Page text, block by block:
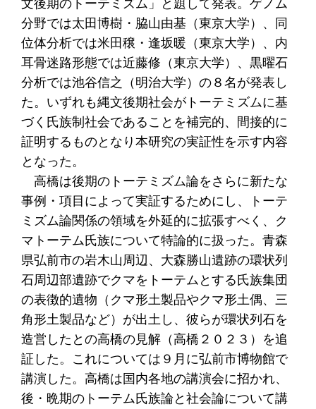
分野では太田博樹・脇山由基（東京大学）、同
位体分析では米田穣・逢坂暖（東京大学）、内
耳骨迷路形態では近藤修（東京大学）、黒曜石
分析では池谷信之（明治大学）の８名が発表し
た。いずれも縄文後期社会がトーテミズムに基
づく氏族制社会であることを補完的、間接的に
証明するものとなり本研究の実証性を示す内容
となった。
高橋は後期のトーテミズム論をさらに新たな
事例・項目によって実証するためにし、トーテ
ミズム論関係の領域を外延的に拡張すべく、ク
マトーテム氏族について特論的に扱った。青森
県弘前市の岩木山周辺、大森勝山遺跡の環状列
石周辺部遺跡でクマをトーテムとする氏族集団
の表徴的遺物（クマ形土製品やクマ形土偶、三
角形土製品など）が出土し、彼らが環状列石を
造営したとの高橋の見解（高橋２０２３）を追
証した。これについては９月に弘前市博物館で
講演した。高橋は国内各地の講演会に招かれ、
後・晩期のトーテム氏族論と社会論について講